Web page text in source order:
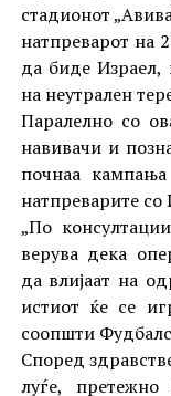
стадионот
натпреварот на
да биде Израел,
на неутрален
Паралелно со
навивачи и
почнаа
натпреварите со
„По
верува дека
да влијаат на
истиот ќе се
соопшти
Според
луѓе,